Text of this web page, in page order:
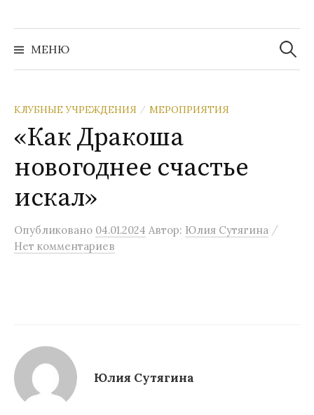
МЕНЮ
Найти:
КЛУБНЫЕ УЧРЕЖДЕНИЯ / МЕРОПРИЯТИЯ
«Как Дракоша
новогоднее счастье
искал»
Опубликовано 04.01.2024 Автор: Юлия Сутягина /
Нет комментариев
Юлия Сутягина